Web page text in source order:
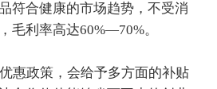
符合健康的市场趋势，不受消
毛利率高达60%—70%。
惠政策，会给予多方面的补贴